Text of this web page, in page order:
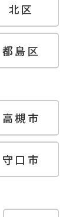
北区
都島区
高槻市
守口市